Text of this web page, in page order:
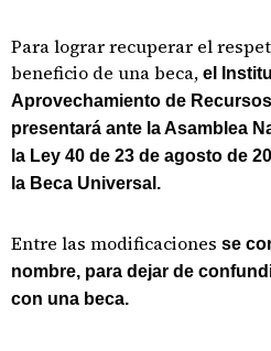
Para lograr recuperar el
beneficio de una beca, el
Aprovechamiento de
presentará ante la Asamblea
la Ley 40 de 23 de agosto de
la Beca Universal.
Entre las modificaciones se
nombre, para dejar de
con una beca.